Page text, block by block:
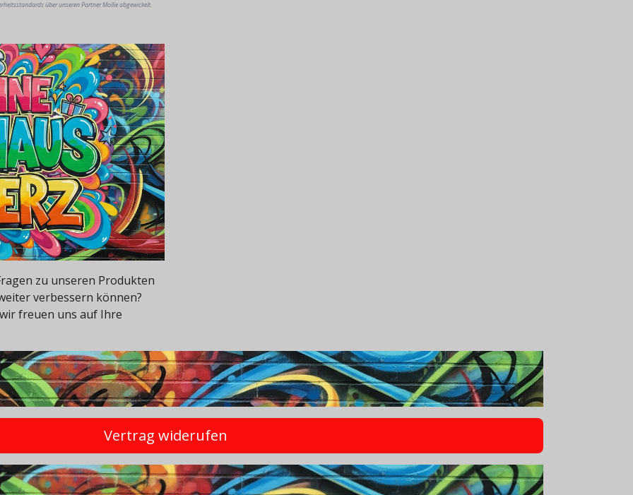
über unseren Partner Mollie abgewickelt.
zu unseren Produkten
verbessern können?
freuen uns auf Ihre
Vertrag widerufen